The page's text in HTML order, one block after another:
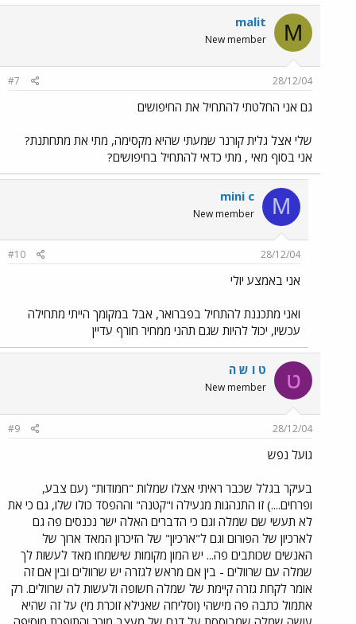
M
malit
New member
28/12/04
#7
גם אני החלטתי להתחיל את החיפושים
שלי אצל גלית קורנר שמעתי שהיא מקסימה, מתי את מתחתנת?
אני בסוף מאי , מתי כדאי להתחיל בחיפושים?
M
mini c
New member
28/12/04
#10
אני באמצע יולי
ואני מתכננת להתחיל בפברואר, אבל במקומך הייתי מתחילה
עכשיו, יכול להיות שגם תהני ממחיר חורף עדיין
ט ט ו ש ה
New member
28/12/04
#9
גועל נפש
בעיקר בגלל שכבר ראיתי אצלו שמלות "חמודות" (עם צבע,
ופרחים....) זו התנהגות מגעילה ו"קטנה" וההפסד כולו שלו, גם כי את
לא תעשי שם שמלה וגם כי הדברים האלה ישר נכנסים פה גם
לארכיון של הפורום וגם ל"ארכיון" של הזיכרון המאד ארוך של
האנשים שכותבים פה... יש המון מקומות שישמחו מאד לעשות לך
שמלה עם שרוולים - בין אם מראש לגזרה יש שרוולים ובין אם זה
אומר לקחת גזרה קיימת של שמלה חשופה ולעשות לה שרוולים. רק
אתמול כתבה פה מישהי (וסליחה שאנילא זוכרת מי) על זה שהיא